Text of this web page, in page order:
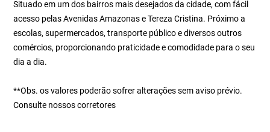
Situado em um dos bairros mais desejados da cidade, com fácil
acesso pelas Avenidas Amazonas e Tereza Cristina. Próximo a
escolas, supermercados, transporte público e diversos outros
comércios, proporcionando praticidade e comodidade para o seu
dia a dia.
**Obs. os valores poderão sofrer alterações sem aviso prévio.
Consulte nossos corretores